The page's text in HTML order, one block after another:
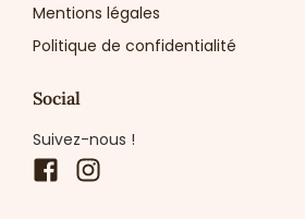
Mentions légales
Politique de confidentialité
Social
Suivez-nous !
Facebook